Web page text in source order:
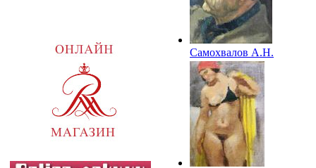
Самохвалов А.Н.
Путиловец